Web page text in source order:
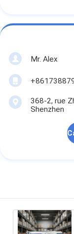
Mr. Alex
368-2, rue
Shenzhen